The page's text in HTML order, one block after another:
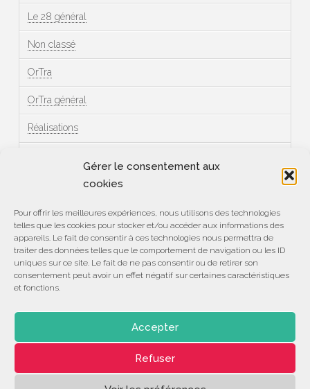
Gérer le consentement aux
cookies
Pour offrir les meilleures expériences, nous utilisons des technologies
telles que les cookies pour stocker et/ou accéder aux informations des
appareils. Le fait de consentir à ces technologies nous permettra de
traiter des données telles que le comportement de navigation ou les ID
uniques sur ce site. Le fait de ne pas consentir ou de retirer son
consentement peut avoir un effet négatif sur certaines caractéristiques
et fonctions.
Accepter
Refuser
Le 28 général
Non classé
OrTra
OrTra général
Réalisations
Connexion
Flux des publications
Flux des commentaires
ASSOCIATION
CENTRE DE COMPÉTENCES
DÉVELOPPEMENT
LE 28